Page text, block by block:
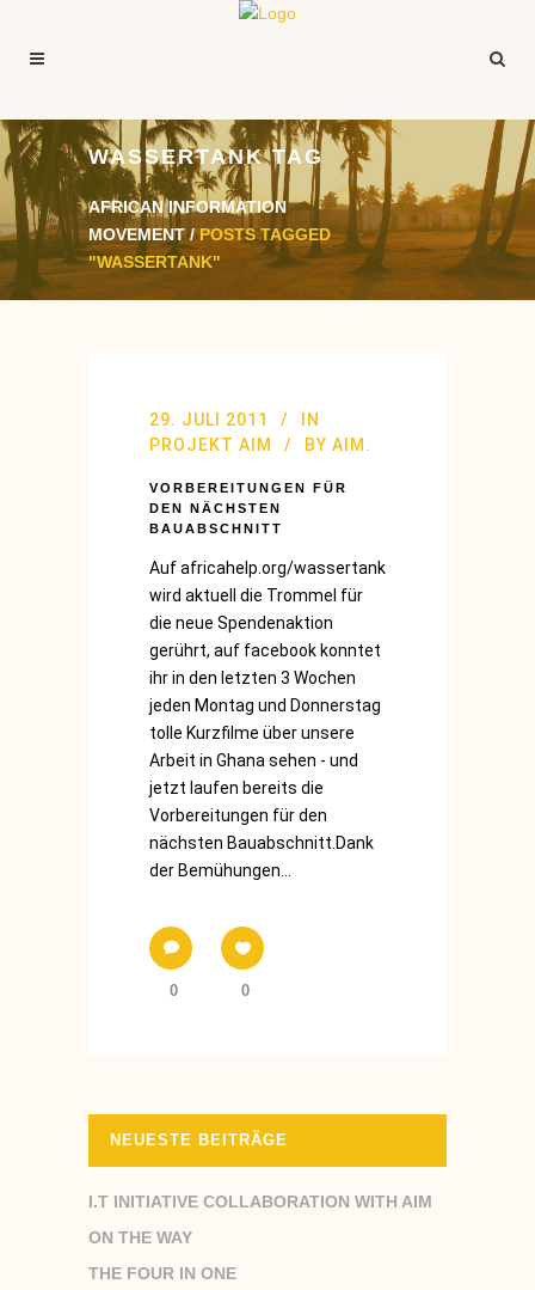
WASSERTANK TAG
AFRICAN INFORMATION
MOVEMENT/POSTS TAGGED
"WASSERTANK"
29. JULI 2011
IN
PROJEKT AIM
BY AIM.
VORBEREITUNGEN FÜR
DEN NÄCHSTEN
BAUABSCHNITT
Auf africahelp.org/wassertank
wird aktuell die Trommel für
die neue Spendenaktion
gerührt, auf facebook konntet
ihr in den letzten 3 Wochen
jeden Montag und Donnerstag
tolle Kurzfilme über unsere
Arbeit in Ghana sehen - und
jetzt laufen bereits die
Vorbereitungen für den
nächsten Bauabschnitt.Dank
der Bemühungen...
0 0
NEUESTE BEITRÄGE
I.T INITIATIVE COLLABORATION WITH AIM
ON THE WAY
THE FOUR IN ONE